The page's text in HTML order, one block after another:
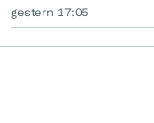
gestern 17:05